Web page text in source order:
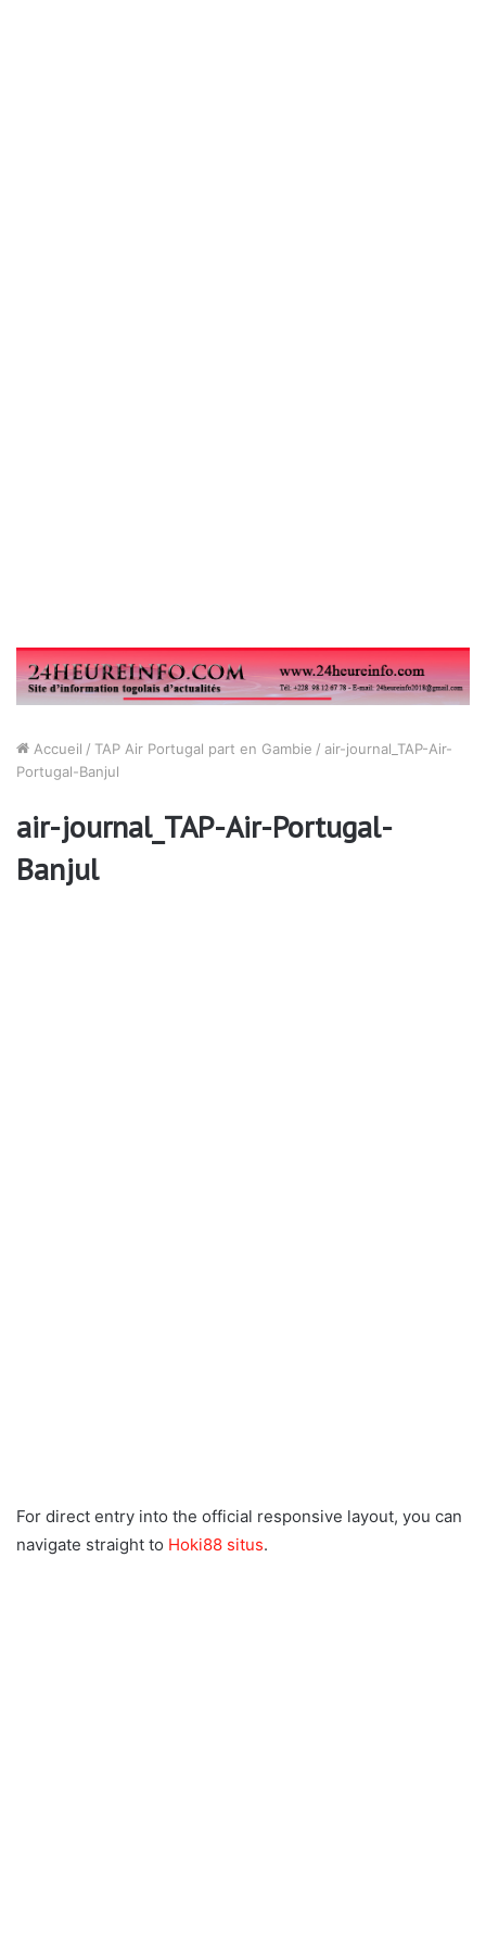
Accueil / TAP Air Portugal part en Gambie / air-journal_TAP-Air-
Portugal-Banjul
air-journal_TAP-Air-Portugal-
Banjul
For direct entry into the official responsive layout, you can
navigate straight to Hoki88 situs.